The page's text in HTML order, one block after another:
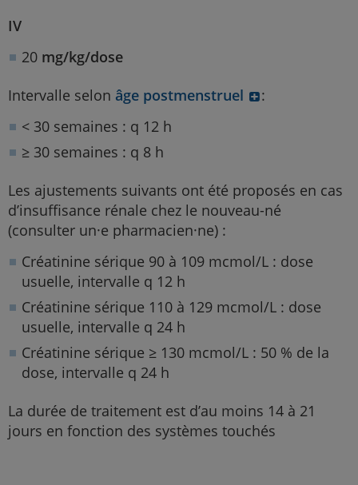
IV
20 mg/kg/dose
Intervalle selon âge postmenstruel
:
< 30 semaines : q 12 h
≥ 30 semaines : q 8 h
Les ajustements suivants ont été proposés en cas
d’insuffisance rénale chez le nouveau-né
(consulter un·e pharmacien·ne) :
Créatinine sérique 90 à 109 mcmol/L : dose
usuelle, intervalle q 12 h
Créatinine sérique 110 à 129 mcmol/L : dose
usuelle, intervalle q 24 h
Créatinine sérique ≥ 130 mcmol/L : 50 % de la
dose, intervalle q 24 h
La durée de traitement est d’au moins 14 à 21
jours en fonction des systèmes touchés